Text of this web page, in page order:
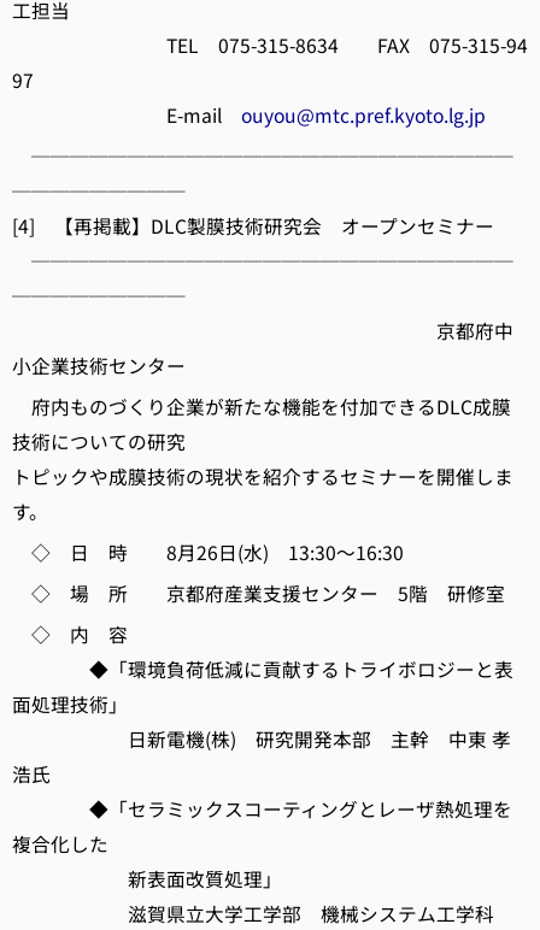
工担当
TEL 075-315-8634 FAX 075-315-94
97
E-mail ouyou@mtc.pref.kyoto.lg.jp
─────────────────────────
─────────
[4] 【再掲載】DLC製膜技術研究会 オープンセミナー
─────────────────────────
─────────
京都府中
小企業技術センター
府内ものづくり企業が新たな機能を付加できるDLC成膜
技術についての研究
トピックや成膜技術の現状を紹介するセミナーを開催しま
す。
◇ 日 時 8月26日(水) 13:30～16:30
◇ 場 所 京都府産業支援センター 5階 研修室
◇ 内 容
◆「環境負荷低減に貢献するトライボロジーと表
面処理技術」
日新電機(株) 研究開発本部 主幹 中東 孝
浩氏
◆「セラミックスコーティングとレーザ熱処理を
複合化した
新表面改質処理」
滋賀県立大学工学部 機械システム工学科